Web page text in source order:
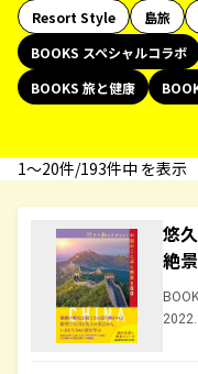
Resort Style
島旅
BOOKS スペシャルコラボ
BOOKS 旅と健康
1〜20件/193件中 を表示
悠
絶